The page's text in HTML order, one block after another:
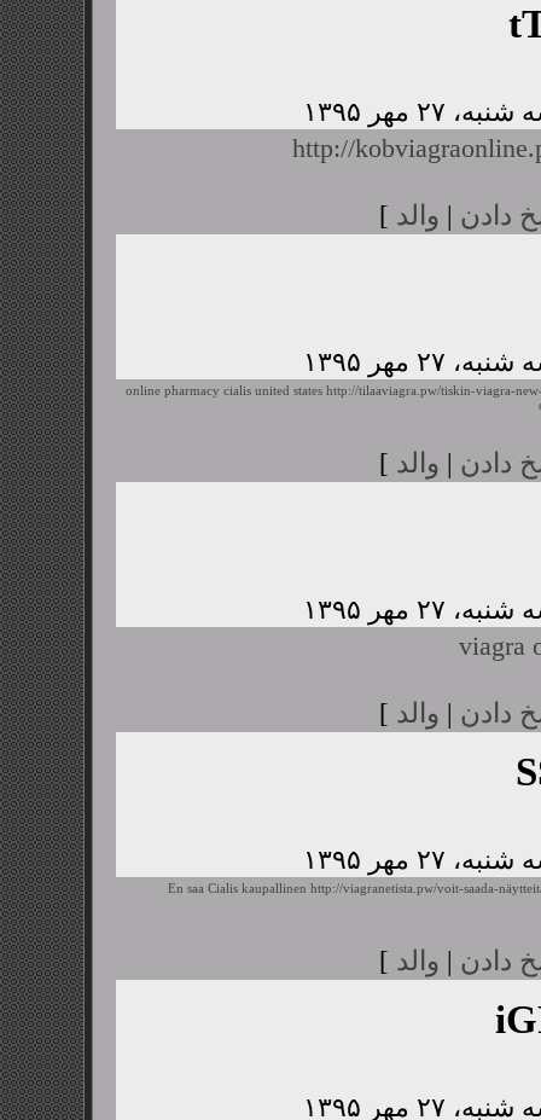
http://
دادن | والد ]
online pharmacy cialis united states http://tilaaviagra.pw/tiskin-viagra-
دادن | والد ]
viagra
دادن | والد ]
En saa Cialis kaupallinen http://viagranetista.pw/voit-saada-
دادن | والد ]